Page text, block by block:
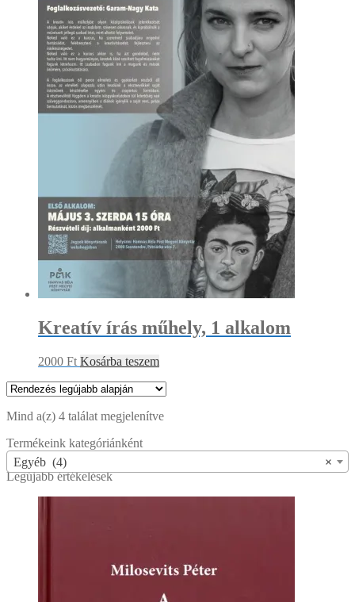
Kreatív írás műhely, 1 alkalom
2000 Ft Kosárba teszem
Mind a(z) 4 találat megjelenítveSorted
Termékeink kategóriánként
×
Egyéb (4)
Legújabb értékelések